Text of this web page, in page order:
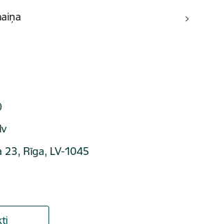
23, Rīga, LV-1045